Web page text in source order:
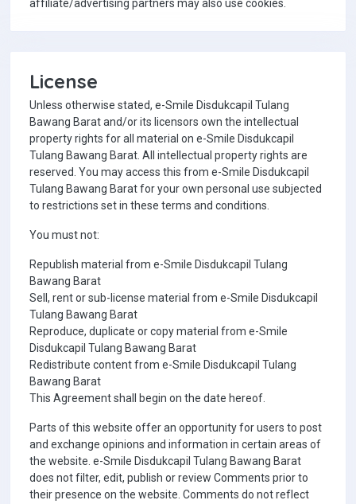
affiliate/advertising partners may also use cookies.
License
Unless otherwise stated, e-Smile Disdukcapil Tulang
Bawang Barat and/or its licensors own the intellectual
property rights for all material on e-Smile Disdukcapil
Tulang Bawang Barat. All intellectual property rights are
reserved. You may access this from e-Smile Disdukcapil
Tulang Bawang Barat for your own personal use subjected
to restrictions set in these terms and conditions.
You must not:
Republish material from e-Smile Disdukcapil Tulang
Bawang Barat
Sell, rent or sub-license material from e-Smile Disdukcapil
Tulang Bawang Barat
Reproduce, duplicate or copy material from e-Smile
Disdukcapil Tulang Bawang Barat
Redistribute content from e-Smile Disdukcapil Tulang
Bawang Barat
This Agreement shall begin on the date hereof.
Parts of this website offer an opportunity for users to post
and exchange opinions and information in certain areas of
the website. e-Smile Disdukcapil Tulang Bawang Barat
does not filter, edit, publish or review Comments prior to
their presence on the website. Comments do not reflect